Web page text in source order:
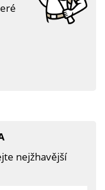
nejžhavější